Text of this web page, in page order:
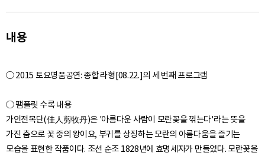
내용
○ 2015 토요명품공연: 종합 라형[08.22.]의 세 번째 프로그램
○ 팸플릿 수록 내용
가인전목단(佳人剪牧丹)은 '아름다운 사람이 모란꽃을 꺾는다'라는 뜻을
가진 춤으로 꽃 중의 왕이요, 부귀를 상징하는 모란의 아름다움을 즐기는
모습을 표현한 작품이다. 조선 순조 1828년에 효명세자가 만들었다. 모란꽃을